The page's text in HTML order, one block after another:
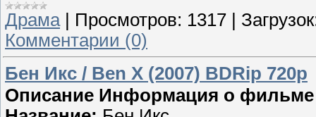
Драма | Просмотров: 1317 |
Комментарии (0)
Бен Икс / Ben X (2007) BDRip 720p
Описание Информация о фильме